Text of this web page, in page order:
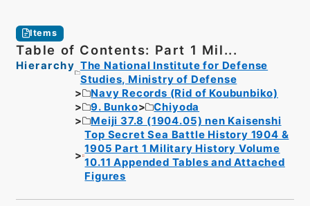
Items
Table of Contents: Part 1 Mil...
Hierarchy The National Institute for Defense
Studies, Ministry of Defense
Navy Records (Rid of Koubunbiko)
9. Bunko
Chiyoda
Meiji 37.8 (1904.05) nen Kaisenshi
Top Secret Sea Battle History 1904 &
1905 Part 1 Military History Volume
10.11 Appended Tables and Attached
Figures